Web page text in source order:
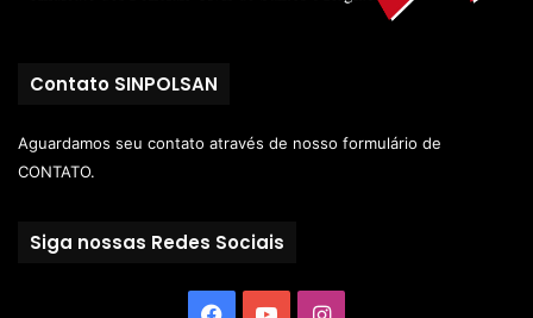
Contato SINPOLSAN
Aguardamos seu contato através de nosso formulário de
CONTATO.
Siga nossas Redes Sociais